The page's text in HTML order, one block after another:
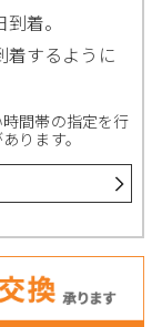
着。
着するように
間帯の指定を行
ります。